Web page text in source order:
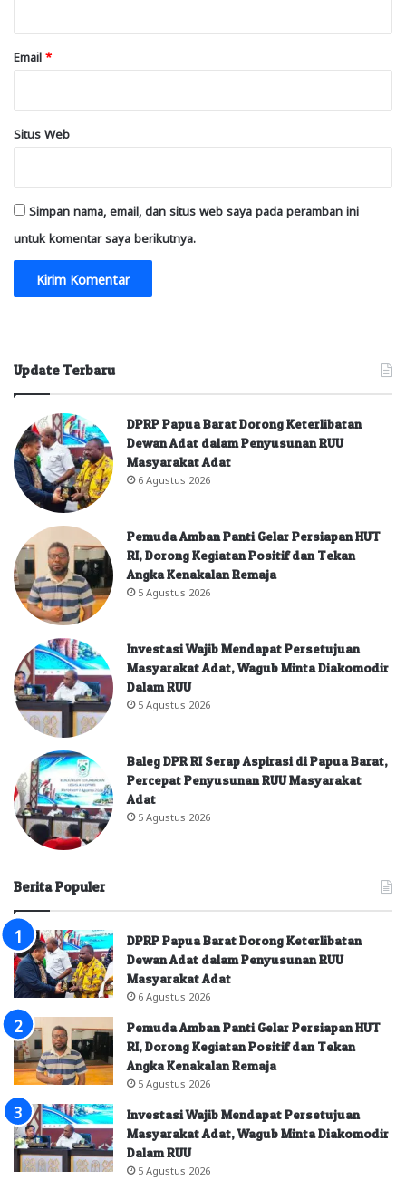
Email *
Situs Web
Simpan nama, email, dan situs web saya pada peramban ini
untuk komentar saya berikutnya.
Update Terbaru
DPRP Papua Barat Dorong Keterlibatan
Dewan Adat dalam Penyusunan RUU
Masyarakat Adat
6 Agustus 2026
Pemuda Amban Panti Gelar Persiapan HUT
RI, Dorong Kegiatan Positif dan Tekan
Angka Kenakalan Remaja
5 Agustus 2026
Investasi Wajib Mendapat Persetujuan
Masyarakat Adat, Wagub Minta Diakomodir
Dalam RUU
5 Agustus 2026
Baleg DPR RI Serap Aspirasi di Papua Barat,
Percepat Penyusunan RUU Masyarakat
Adat
5 Agustus 2026
Berita Populer
DPRP Papua Barat Dorong Keterlibatan
Dewan Adat dalam Penyusunan RUU
Masyarakat Adat
6 Agustus 2026
Pemuda Amban Panti Gelar Persiapan HUT
RI, Dorong Kegiatan Positif dan Tekan
Angka Kenakalan Remaja
5 Agustus 2026
Investasi Wajib Mendapat Persetujuan
Masyarakat Adat, Wagub Minta Diakomodir
Dalam RUU
5 Agustus 2026